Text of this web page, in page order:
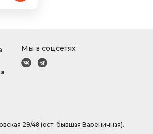
Мы в соцсетях:
29/48 (ост. бывшая Вареничная).